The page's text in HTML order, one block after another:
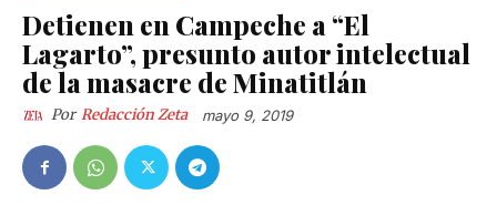
Detienen en Campeche a “El
Lagarto”, presunto autor intelectual
de la masacre de Minatitlán
Por Redacción Zeta mayo 9, 2019